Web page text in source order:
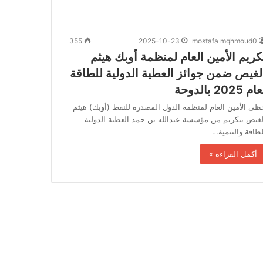
mostafa mqhmoud0
2025-10-23
355
الأمين العام لمنظمة أوبك هيثم
ضمن جوائز العطية الدولية للطاقة
2025 بالدوحة
الأمين العام لمنظمة الدول المصدرة للنفط (أوبك) هيثم
بتكريم من مؤسسة عبدالله بن حمد العطية الدولية
والتنمية…
أكمل القراءة »